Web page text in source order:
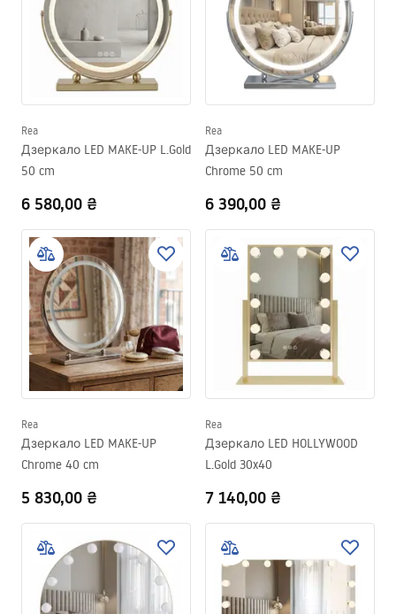
Rea
Дзеркало LED MAKE-UP L.Gold
50 cm
6 580,00 ₴
Rea
Дзеркало LED MAKE-UP
Chrome 50 cm
6 390,00 ₴
Rea
Дзеркало LED MAKE-UP
Chrome 40 cm
5 830,00 ₴
Rea
Дзеркало LED HOLLYWOOD
L.Gold 30x40
7 140,00 ₴